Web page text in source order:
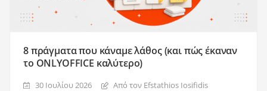
8 πράγματα που κάναμε λάθος (και πώς έκαναν
το ONLYOFFICE καλύτερο)
30 Ιουλίου 2026 Από τον Efstathios Iosifidis